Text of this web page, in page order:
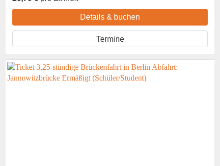
Details & buchen
Termine